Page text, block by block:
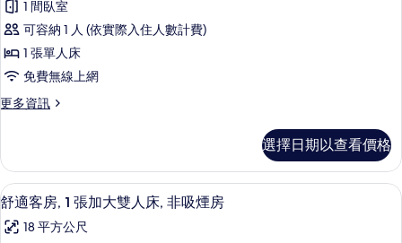
房,
海
景
(Twin
bed
的
所
有
相
人
床,
非
吸
煙
海
bed
on
request)
的
詳
情
客
房,
1
張
單
床,
非
吸
煙
1 間臥室
可容納 1 人 (依實際入住人數計費)
1 張單人床
免費無線上網
更多資訊
更
客
房,
1
單
選擇日期以查看價格
顯
示
舒適客房, 1 張加大雙人床, 非吸煙房 |
8
舒適客房, 1 張加大雙人床, 非吸煙房
18 平方公尺